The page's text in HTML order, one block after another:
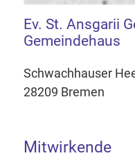
Ev. St. Ansgarii
Gemeindehaus
Schwachhauser
28209 Bremen
Mitwirkende